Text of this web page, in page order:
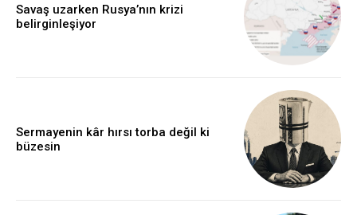
Savaş uzarken Rusya’nın krizi
belirginleşiyor
Sermayenin kâr hırsı torba değil ki
büzesin